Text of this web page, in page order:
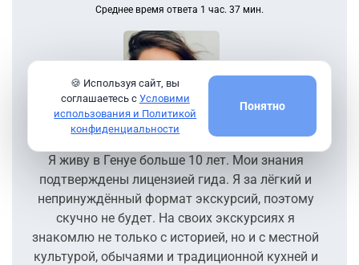
Среднее время ответа 1 час. 37 мин.
Я живу в Генуе больше 10 лет. Мои знания
подтверждены лицензией гида. Я за лёгкий и
непринуждённый формат экскурсий, поэтому
скучно не будет. На своих экскурсиях я
знакомлю не только с историей, но и с местной
культурой, обычаями и традиционной кухней и
🍪 Используя сайт, вы
соглашаетесь с Условими
использования и Политикой
конфиденциальности
Понятно